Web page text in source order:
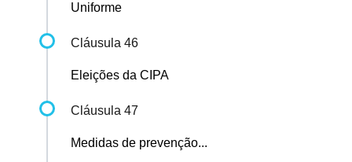
Uniforme
Cláusula 46
Eleições da CIPA
Cláusula 47
Medidas de prevenção...